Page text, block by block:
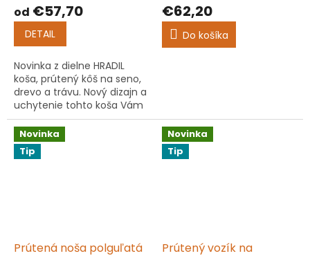
produktu
5,0
5
hviezdičiek.
od €57,70
DETAIL
Novinka z dielne HRADIL
koša, prútený kôš na seno,
drevo a trávu. Nový dizajn a
uchytenie tohto koša Vám
zaistí pohodlné
nachystanie a prenášanie
čerstvého sena, dreva a
trávy.
produktu
5,0
€62,20
Do košíka
Novinka
Tip
Prútená noša polguľatá
Novinka
Tip
Prútený vozík na